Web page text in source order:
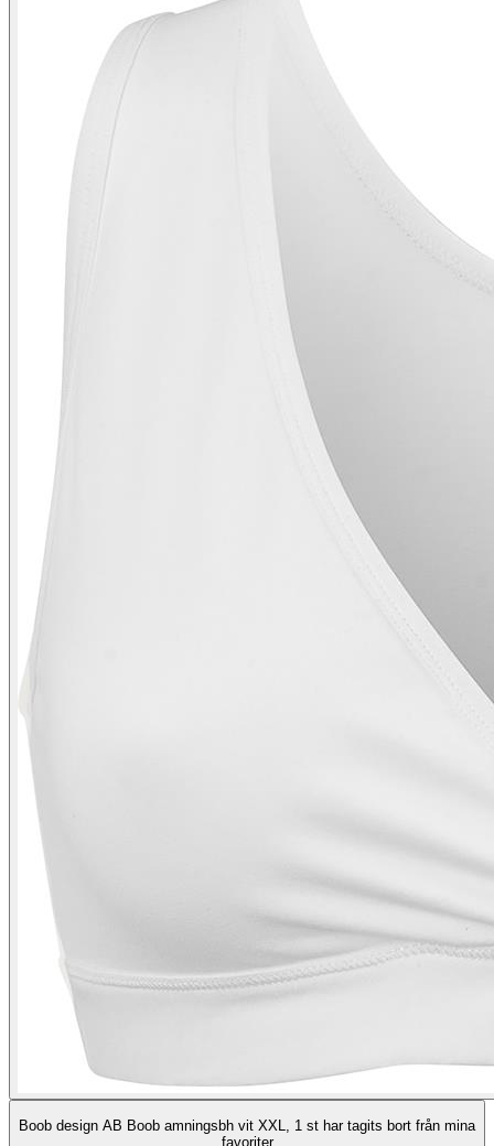
Boob design AB Boob amningsbh vit XXL, 1 st har tagits bort från mina
favoriter